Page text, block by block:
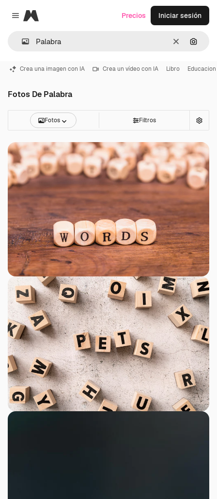
Close menu
Magnific
Borrar
Precios Iniciar sesión
Crea una imagen con IA Crea un vídeo con IA Libro Educacion
Fotos De Palabra
Fotos Filtros